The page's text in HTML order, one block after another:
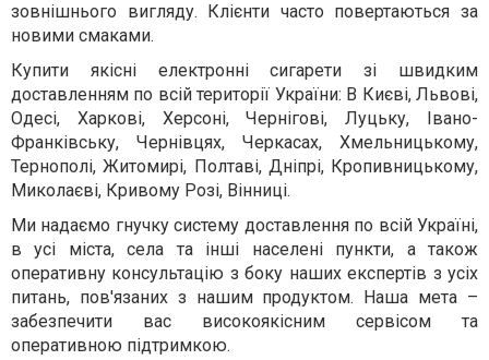
зовнішнього вигляду. Клієнти часто повертаються за
новими смаками.
Купити якісні електронні сигарети зі швидким
доставленням по всій території України: В Києві, Львові,
Одесі, Харкові, Херсоні, Чернігові, Луцьку, Івано-
Франківську, Чернівцях, Черкасах, Хмельницькому,
Тернополі, Житомирі, Полтаві, Дніпрі, Кропивницькому,
Миколаєві, Кривому Розі, Вінниці.
Ми надаємо гнучку систему доставлення по всій Україні,
в усі міста, села та інші населені пункти, а також
оперативну консультацію з боку наших експертів з усіх
питань, пов'язаних з нашим продуктом. Наша мета –
забезпечити вас високоякісним сервісом та
оперативною підтримкою.